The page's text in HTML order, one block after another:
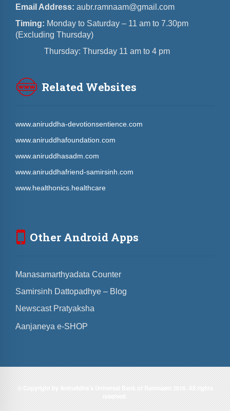
Email Address: aubr.ramnaam@gmail.com
Timing: Monday to Saturday – 11 am to 7.30pm
(Excluding Thursday)
Thursday: Thursday 11 am to 4 pm
Related Websites
www.aniruddha-devotionsentience.com
www.aniruddhafoundation.com
www.aniruddhasadm.com
www.aniruddhafriend-samirsinh.com
www.healthonics.healthcare
Other Android Apps
Manasamarthyadata Counter
Samirsinh Dattopadhye – Blog
Newscast Pratyaksha
Aanjaneya e-SHOP
© Copyright by Aniruddha’s Universal Bank of Ramnaam 2018. All rights
reserved.